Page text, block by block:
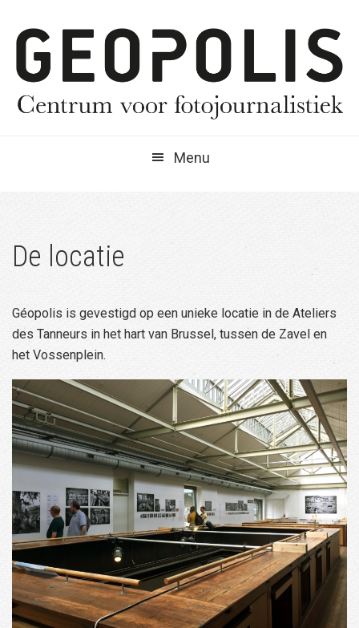
naar
hoofdnavigatie
naar
hoofd
inhoud
naar
eerste
sidebar
Menu
De locatie
Géopolis is gevestigd op een unieke locatie in de Ateliers
des Tanneurs in het hart van Brussel, tussen de Zavel en
het Vossenplein.